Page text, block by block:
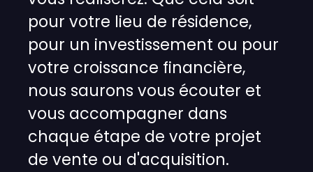
pour votre lieu de résidence,
pour un investissement ou pour
votre croissance financière,
nous saurons vous écouter et
vous accompagner dans
chaque étape de votre projet
de vente ou d'acquisition.